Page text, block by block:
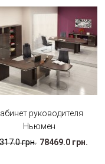
руководителя
Ньюмен
грн. 78469.0 грн.